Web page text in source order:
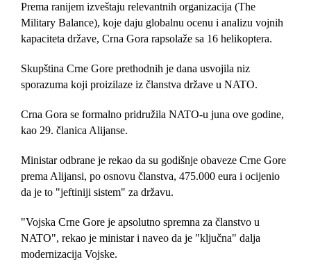
Prema ranijem izveštaju relevantnih organizacija (The
Military Balance), koje daju globalnu ocenu i analizu vojnih
kapaciteta države, Crna Gora rapsolaže sa 16 helikoptera.
Skupština Crne Gore prethodnih je dana usvojila niz
sporazuma koji proizilaze iz članstva države u NATO.
Crna Gora se formalno pridružila NATO-u juna ove godine,
kao 29. članica Alijanse.
Ministar odbrane je rekao da su godišnje obaveze Crne Gore
prema Alijansi, po osnovu članstva, 475.000 eura i ocijenio
da je to "jeftiniji sistem" za državu.
"Vojska Crne Gore je apsolutno spremna za članstvo u
NATO", rekao je ministar i naveo da je "ključna" dalja
modernizacija Vojske.